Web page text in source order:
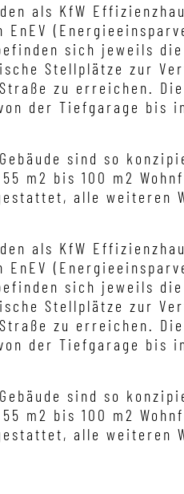
als KfW
sich jeweils
Stellplätze zur
zu erreichen.
der Tiefgarage bis
sind so
m2 bis 100 m2
alle weiteren
als KfW
sich jeweils
Stellplätze zur
zu erreichen.
der Tiefgarage bis
sind so
m2 bis 100 m2
alle weiteren